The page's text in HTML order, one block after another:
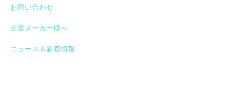
お問い合わせ
企業メーカー様へ
ニュース＆新着情報